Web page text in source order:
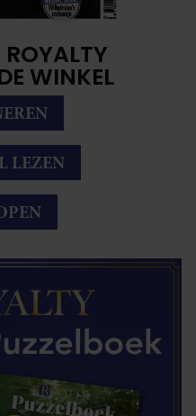
ROYALTY
WINKEL
LEZEN